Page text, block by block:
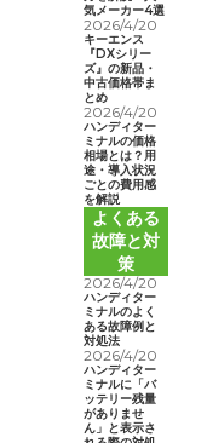
気メーカー4選
2026/4/20
キーエンス
『DXシリー
ズ』の新品・
中古価格帯ま
とめ
2026/4/20
ハンディター
ミナルの価格
相場とは？用
途・導入状況
ごとの費用感
を解説
よくある
故障と対
策
2026/4/20
ハンディター
ミナルのよく
ある故障例と
対処法
2026/4/20
ハンディター
ミナルに「バ
ッテリー残量
がありませ
ん」と表示さ